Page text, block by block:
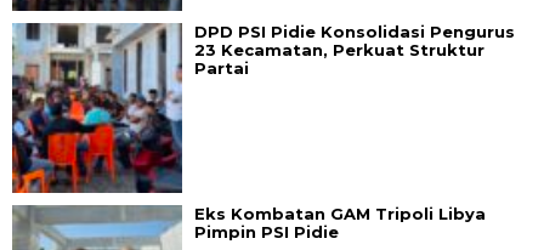
DPD PSI Pidie Konsolidasi Pengurus
23 Kecamatan, Perkuat Struktur
Partai
Eks Kombatan GAM Tripoli Libya
Pimpin PSI Pidie